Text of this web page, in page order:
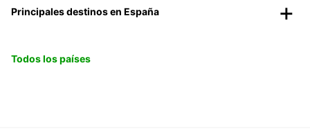
Principales destinos en España
Todos los países